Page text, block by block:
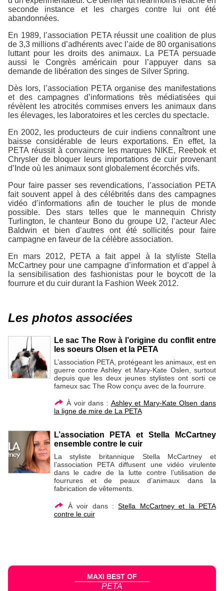
seconde instance et les charges contre lui ont été
abandonnées.
En 1989, l’association PETA réussit une coalition de plus
de 3,3 millions d’adhérents avec l’aide de 80 organisations
luttant pour les droits des animaux. La PETA persuade
aussi le Congrès américain pour l’appuyer dans sa
demande de libération des singes de Silver Spring.
Dès lors, l’association PETA organise des manifestations
et des campagnes d’informations très médiatisées qui
révèlent les atrocités commises envers les animaux dans
les élevages, les laboratoires et les cercles du spectacle.
En 2002, les producteurs de cuir indiens connaîtront une
baisse considérable de leurs exportations. En effet, la
PETA réussit à convaincre les marques NIKE, Reebok et
Chrysler de bloquer leurs importations de cuir provenant
d’Inde où les animaux sont globalement écorchés vifs.
Pour faire passer ses revendications, l’association PETA
fait souvent appel à des célébrités dans des campagnes
vidéo d’informations afin de toucher le plus de monde
possible. Des stars telles que le mannequin Christy
Turlington, le chanteur Bono du groupe U2, l’acteur Alec
Baldwin et bien d’autres ont été sollicités pour faire
campagne en faveur de la célèbre association.
En mars 2012, PETA a fait appel à la styliste Stella
McCartney pour une campagne d’information et d’appel à
la sensibilisation des fashionistas pour le boycott de la
fourrure et du cuir durant la Fashion Week 2012.
Les photos associées
Le sac The Row à l’origine du conflit entre
les soeurs Olsen et la PETA
L’association PETA, protégeant les animaux, est en
guerre contre Ashley et Mary-Kate Oslen, surtout
depuis que les deux jeunes stylistes ont sorti ce
fameux sac The Row conçu avec de la fourrure.
À voir dans : Ashley et Mary-Kate Olsen dans
la ligne de mire de La PETA
L’association PETA et Stella McCartney
ensemble contre le cuir
La styliste britannique Stella McCartney et
l’association PETA diffusent une vidéo virulente
dans le cadre de la lutte contre l’utilisation de
fourrures et de peaux d’animaux dans la
fabrication de vêtements.
À voir dans :Stella McCartney et la PETA
contre le cuir
MAXI BEST OF
PETA